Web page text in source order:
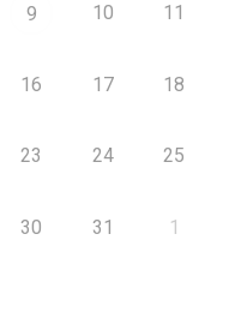
9 10 11
16 17 18
23 24 25
30 31 1